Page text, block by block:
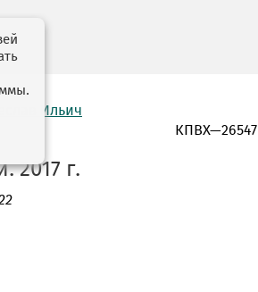
Ильич
КПВХ—26547
2017 г.